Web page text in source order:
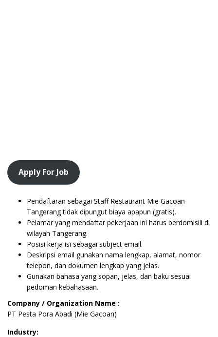
Apply For Job
Pendaftaran sebagai Staff Restaurant Mie Gacoan
Tangerang tidak dipungut biaya apapun (gratis).
Pelamar yang mendaftar pekerjaan ini harus berdomisili di
wilayah Tangerang.
Posisi kerja isi sebagai subject email.
Deskripsi email gunakan nama lengkap, alamat, nomor
telepon, dan dokumen lengkap yang jelas.
Gunakan bahasa yang sopan, jelas, dan baku sesuai
pedoman kebahasaan.
Company / Organization Name :
PT Pesta Pora Abadi (Mie Gacoan)
Industry: